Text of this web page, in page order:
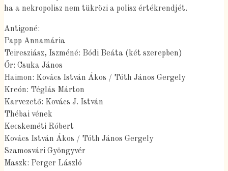
ha a nekropolisz nem tükrözi a polisz értékrendjét.
Antigoné:
Papp Annamária
Teiresziász, Iszméné: Bódi Beáta (két szerepben)
Őr: Csuka János
Haimon: Kovács István Ákos / Tóth János Gergely
Kreón: Téglás Márton
Karvezető: Kovács J. István
Thébai vének
Kecskeméti Róbert
Kovács István Ákos / Tóth János Gergely
Szamosvári Gyöngyvér
Maszk: Perger László